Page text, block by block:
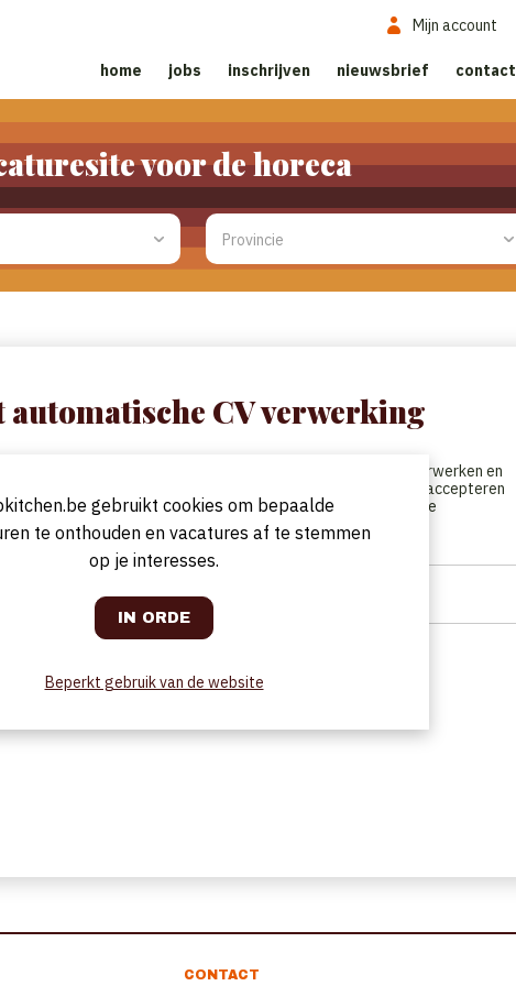
Mijn account
home jobs inschrijven nieuwsbrief contact
voor de horeca
CV verwerking
hier invoegen. We zullen proberen uw CV automatisch te verwerken en
u invullen, zodat het registratieproces sneller verloopt. We accepteren
Voordat uw CV verwerkt kan worden, dient u tevens de
over te nemen.
CONTACT
gebruikt cookies om bepaalde
te onthouden en vacatures af te stemmen
op je interesses.
Beperkt gebruik van de website